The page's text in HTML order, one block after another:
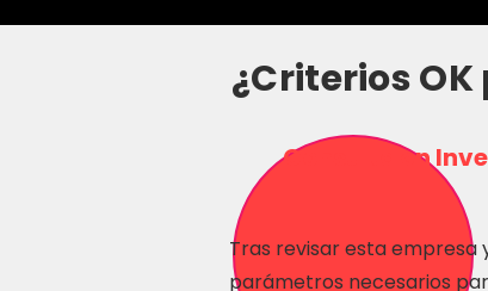
¿Criterios
Consulta en
Tras revisar esta empresa
parámetros necesarios